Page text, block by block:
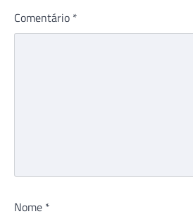
Comentário *
Nome *